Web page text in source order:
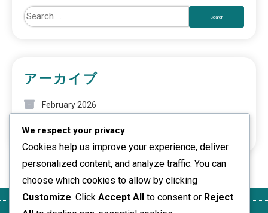
アーカイブ
February 2026
January 2026
We respect your privacy
Cookies help us improve your experience, deliver
personalized content, and analyze traffic. You can
choose which cookies to allow by clicking
Customize. Click Accept All to consent or Reject